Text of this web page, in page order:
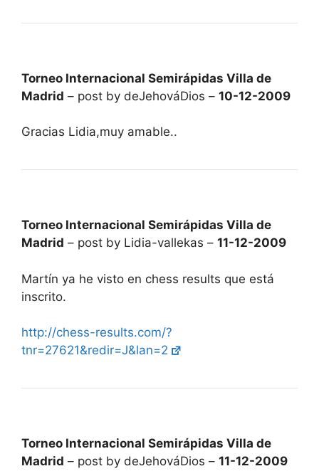
Torneo Internacional Semirápidas Villa de
Madrid – post by deJehováDios – 10-12-2009
Gracias Lidia,muy amable..
Torneo Internacional Semirápidas Villa de
Madrid – post by Lidia-vallekas – 11-12-2009
Martín ya he visto en chess results que está
inscrito.
http://chess-results.com/?
tnr=27621&redir=J&lan=2
Torneo Internacional Semirápidas Villa de
Madrid – post by deJehováDios – 11-12-2009